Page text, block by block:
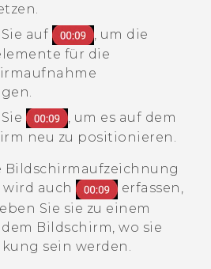
auf
, um die
für die
, um es auf dem
neu zu positionieren.
Bildschirmaufzeichnung
auch
erfassen,
Sie sie zu einem
Bildschirm, wo sie
sein werden.